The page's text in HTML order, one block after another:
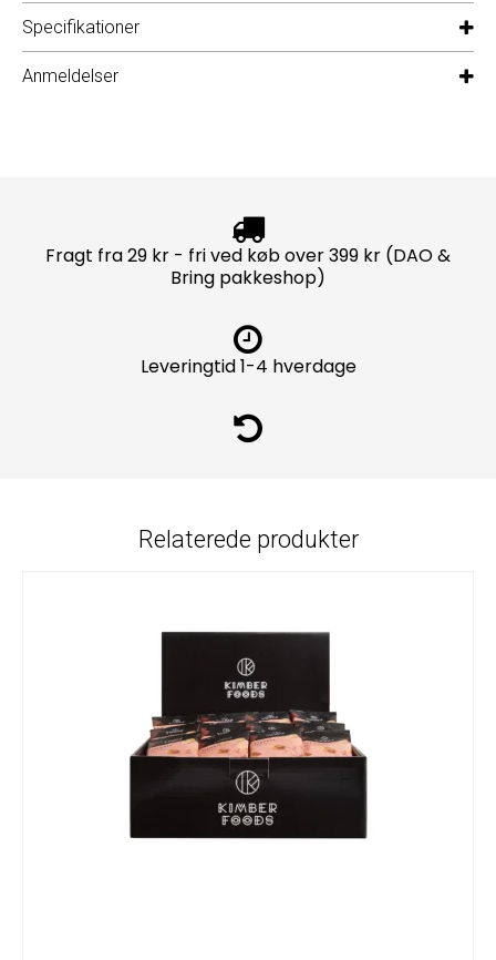
Specifikationer
Anmeldelser
Fragt fra 29 kr - fri ved køb over 399 kr (DAO &
Bring pakkeshop)
Leveringtid 1-4 hverdage
Relaterede produkter